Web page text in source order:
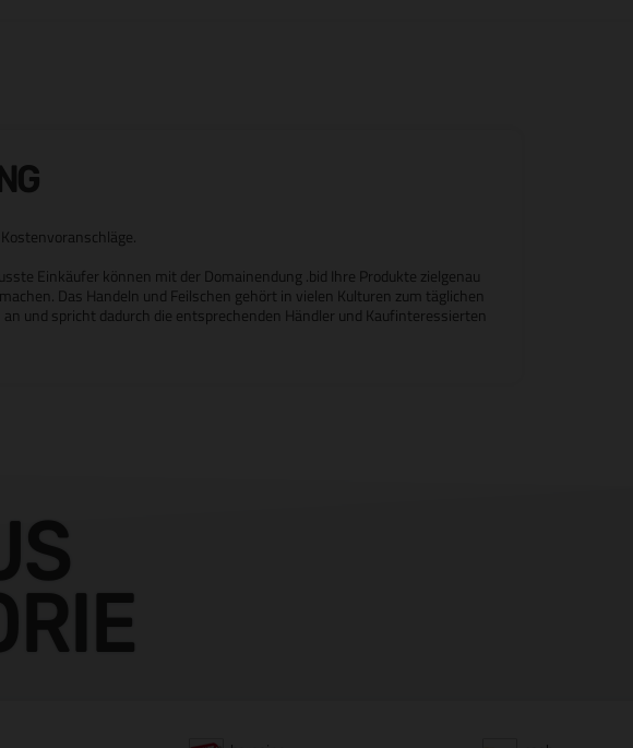
Einkäufer können mit der Domainendung .bid Ihre Produkte zielgenau
Das Handeln und Feilschen gehört in vielen Kulturen zum täglichen
und spricht dadurch die entsprechenden Händler und Kaufinteressierten